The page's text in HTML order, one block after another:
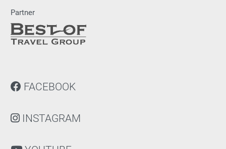
Partner
FACEBOOK
INSTAGRAM